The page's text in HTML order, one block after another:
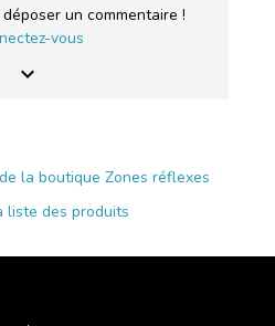
un commentaire !
vous
keyboard_arrow_down
la boutique Zones réflexes
liste des produits